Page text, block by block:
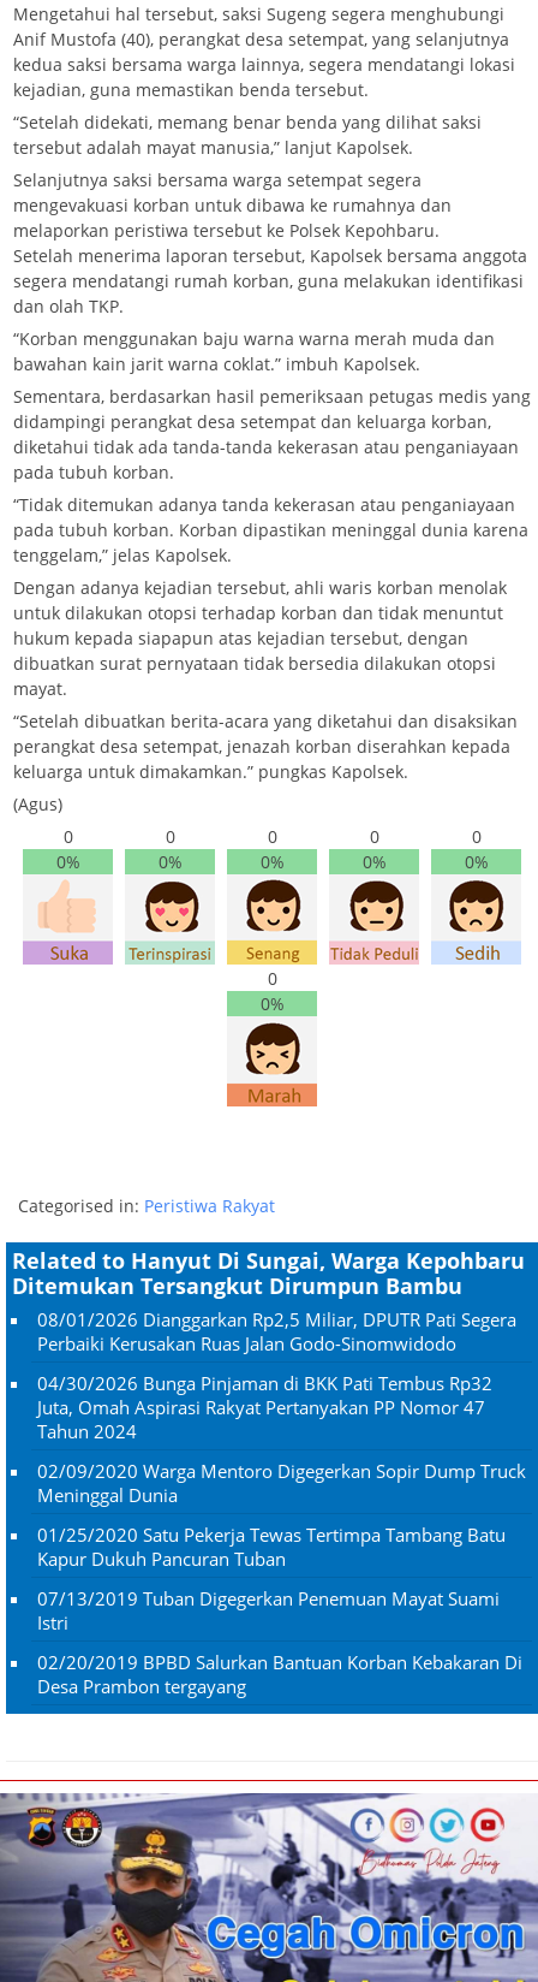
Mengetahui hal tersebut, saksi Sugeng segera menghubungi
Anif Mustofa (40), perangkat desa setempat, yang selanjutnya
kedua saksi bersama warga lainnya, segera mendatangi lokasi
kejadian, guna memastikan benda tersebut.
“Setelah didekati, memang benar benda yang dilihat saksi
tersebut adalah mayat manusia,” lanjut Kapolsek.
Selanjutnya saksi bersama warga setempat segera
mengevakuasi korban untuk dibawa ke rumahnya dan
melaporkan peristiwa tersebut ke Polsek Kepohbaru.
Setelah menerima laporan tersebut, Kapolsek bersama anggota
segera mendatangi rumah korban, guna melakukan identifikasi
dan olah TKP.
“Korban menggunakan baju warna warna merah muda dan
bawahan kain jarit warna coklat.” imbuh Kapolsek.
Sementara, berdasarkan hasil pemeriksaan petugas medis yang
didampingi perangkat desa setempat dan keluarga korban,
diketahui tidak ada tanda-tanda kekerasan atau penganiayaan
pada tubuh korban.
“Tidak ditemukan adanya tanda kekerasan atau penganiayaan
pada tubuh korban. Korban dipastikan meninggal dunia karena
tenggelam,” jelas Kapolsek.
Dengan adanya kejadian tersebut, ahli waris korban menolak
untuk dilakukan otopsi terhadap korban dan tidak menuntut
hukum kepada siapapun atas kejadian tersebut, dengan
dibuatkan surat pernyataan tidak bersedia dilakukan otopsi
mayat.
“Setelah dibuatkan berita-acara yang diketahui dan disaksikan
perangkat desa setempat, jenazah korban diserahkan kepada
keluarga untuk dimakamkan.” pungkas Kapolsek.
(Agus)
0
0%
0
0%
0
0%
0
0%
0
0%
0
0%
Categorised in: Peristiwa Rakyat
Related to Hanyut Di Sungai, Warga Kepohbaru
Ditemukan Tersangkut Dirumpun Bambu
08/01/2026 Dianggarkan Rp2,5 Miliar, DPUTR Pati Segera
Perbaiki Kerusakan Ruas Jalan Godo-Sinomwidodo
04/30/2026 Bunga Pinjaman di BKK Pati Tembus Rp32
Juta, Omah Aspirasi Rakyat Pertanyakan PP Nomor 47
Tahun 2024
02/09/2020 Warga Mentoro Digegerkan Sopir Dump Truck
Meninggal Dunia
01/25/2020 Satu Pekerja Tewas Tertimpa Tambang Batu
Kapur Dukuh Pancuran Tuban
07/13/2019 Tuban Digegerkan Penemuan Mayat Suami
Istri
02/20/2019 BPBD Salurkan Bantuan Korban Kebakaran Di
Desa Prambon tergayang